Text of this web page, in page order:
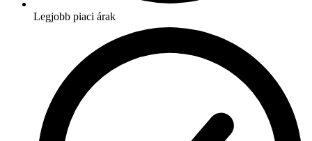
Legjobb piaci árak